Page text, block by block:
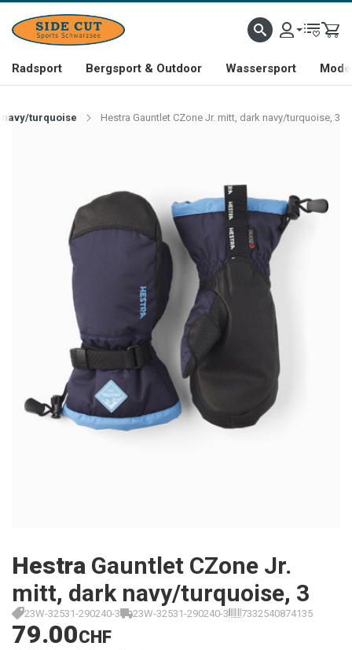
Radsport Bergsport & Outdoor Wassersport
turquoise Hestra Gauntlet CZone Jr. mitt, dark navy/turquoise, 3
Hestra Gauntlet CZone Jr.
mitt, dark navy/turquoise, 3
23W-32531-290240-3 23W-32531-290240-3 7332540874135
79.00CHF